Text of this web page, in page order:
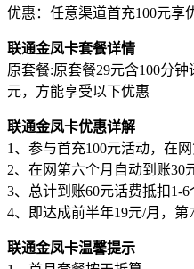
优惠：任意渠道首充100元享
联通金凤卡套餐详情
原套餐:原套餐29元含100分
元，方能享受以下优惠
联通金凤卡优惠详解
1、参与首充100元活动，在
2、在网第六个月自动到账30
3、总计到账60元话费抵扣1-6
4、即达成前半年19元/月，第
联通金凤卡温馨提示